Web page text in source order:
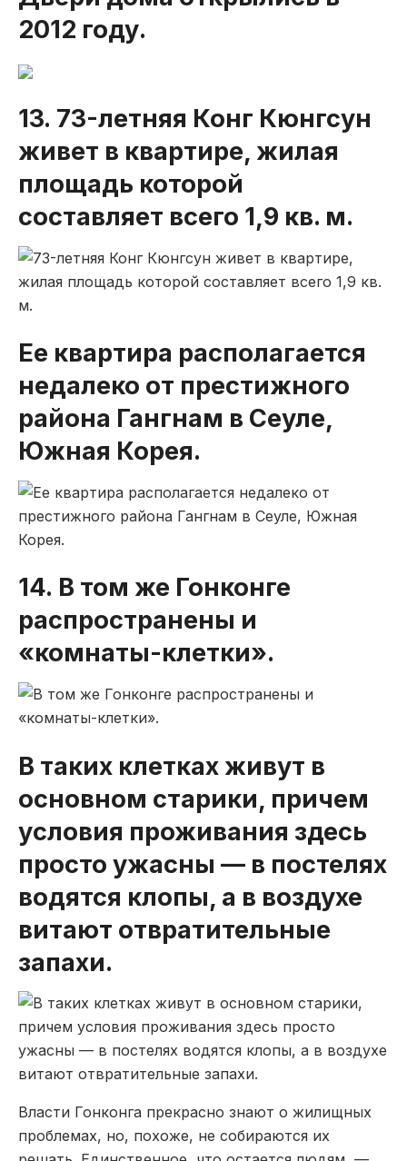
2012 году.
13. 73-летняя Конг Кюнгсун
живет в квартире, жилая
площадь которой
составляет всего 1,9 кв. м.
Ее квартира располагается
недалеко от престижного
района Гангнам в Сеуле,
Южная Корея.
14. В том же Гонконге
распространены и
«комнаты-клетки».
В таких клетках живут в
основном старики, причем
условия проживания здесь
просто ужасны — в постелях
водятся клопы, а в воздухе
витают отвратительные
запахи.
Власти Гонконга прекрасно знают о жилищных
проблемах, но, похоже, не собираются их